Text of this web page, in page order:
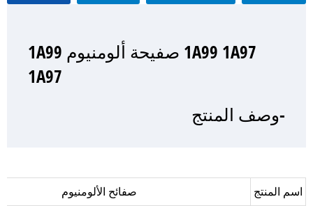
1A99 1A97 صفيحة ألومنيوم 1A99
1A97
-وصف المنتج
اسم المنتج
صفائح الألومنيوم
1A99 1A97 صفيحة ألومنيوم 1A99
1A97
-عرض المنتج
1A99 1A97 صفيحة ألومنيوم 1A99
1A97
- ورشة عمل المصنع
1A99 1A97 صفيحة ألومنيوم 1A99
1A97
-تغليف المنتج